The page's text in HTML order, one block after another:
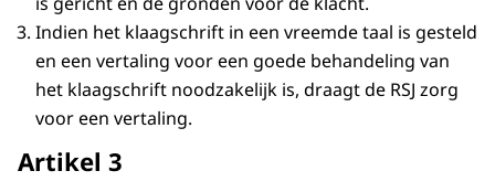
Indien het klaagschrift in een vreemde taal is gesteld
en een vertaling voor een goede behandeling van
het klaagschrift noodzakelijk is, draagt de RSJ zorg
voor een vertaling.
Artikel 3